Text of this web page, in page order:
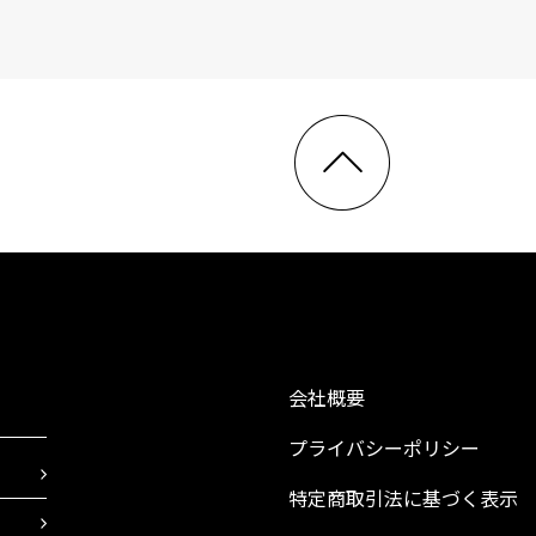
会社概要
プライバシーポリシー
特定商取引法に基づく表示